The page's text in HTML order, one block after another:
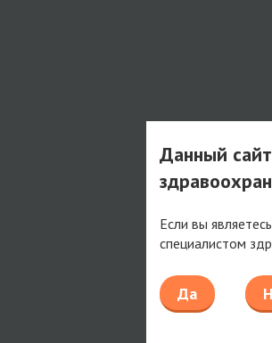
Данный
Если вы
специалистом
Да